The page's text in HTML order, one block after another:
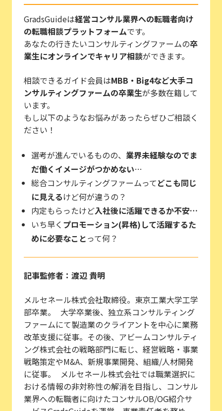
GradsGuideは経営コンサル業界への転職者向け
の転職相談プラットフォームです。
あなたの行きたいコンサルティングファームの卒
業生にオンラインでキャリア相談ができます。
相談できるガイド会員はMBB・Big4など大手コ
ンサルティングファームの卒業生が多数在籍して
います。
もし以下のようなお悩みがあったらぜひご相談く
ださい！
選考が進んでいるものの、 業界未経験なのでま
だ働くイメージがつかめない…
総合コンサルティングファームってどこも同じ
に見えるけど何が違うの？
内定もらったけど入社後に活躍できるか不安…
いち早く プロモーション(昇格)して活躍するた
めに必要なことって何？
記事監修者：渡辺 貴明
メルセネール株式会社取締役。東京工業大学工学
部卒業。 大学卒業後、独立系コンサルティング
ファームにて製造業のクライアントを中心に業務
改革支援に従事。その後、アビームコンサルティ
ング株式会社の戦略部門に転じ、経営戦略・事業
戦略策定やM&A、新規事業開発、組織/人材開発
に従事。 メルセネール株式会社では職業選択に
おける情報の非対称性の解消を目指し、コンサル
業界への転職者に向けたコンサルOB/OG紹介サ